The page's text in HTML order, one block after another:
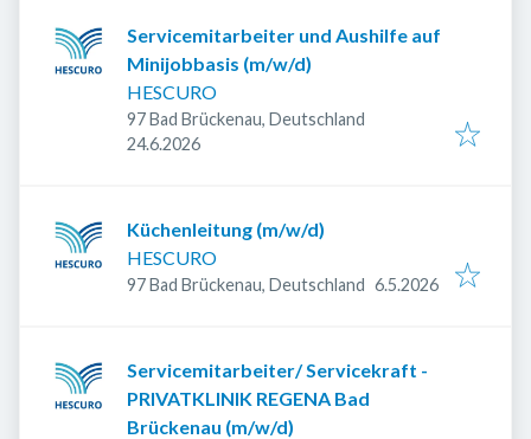
Servicemitarbeiter und Aushilfe auf
Minijobbasis (m/w/d)
HESCURO
97 Bad Brückenau, Deutschland
Veröffentlicht
24.6.2026
Küchenleitung (m/w/d)
HESCURO
97 Bad Brückenau, Deutschland Veröffentlicht
6.5.2026
Servicemitarbeiter/ Servicekraft -
PRIVATKLINIK REGENA Bad
Brückenau (m/w/d)